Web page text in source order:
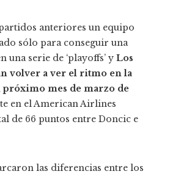
anteriores un equipo
sólo para conseguir una
serie de ‘playoffs’ y Los
volver a ver el ritmo en la
mes de marzo de
en el American Airlines
de 66 puntos entre Doncic e
las diferencias entre los